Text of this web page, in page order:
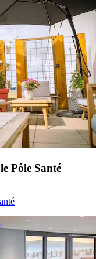
Pôle Santé